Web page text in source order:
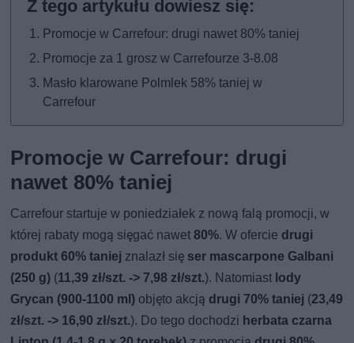
Promocje w Carrefour: drugi nawet 80% taniej
Promocje za 1 grosz w Carrefourze 3-8.08
Masło klarowane Polmlek 58% taniej w
Carrefour
Promocje w Carrefour: drugi
nawet 80% taniej
Carrefour startuje w poniedziałek z nową falą promocji, w
której rabaty mogą sięgać nawet80%. W ofercie drugi
produkt 60% taniej znalazł się ser mascarpone Galbani
(250 g) (11,39 zł/szt. -> 7,98 zł/szt.). Natomiast lody
Grycan (900-1100 ml) objęto akcją drugi 70% taniej (23,49
zł/szt. -> 16,90 zł/szt.). Do tego dochodzi herbata czarna